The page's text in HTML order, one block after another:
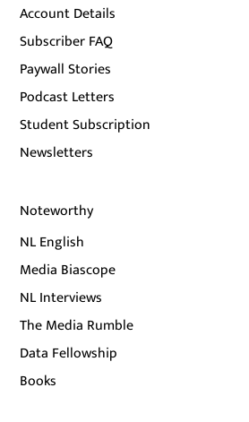
Account Details
Subscriber FAQ
Paywall Stories
Podcast Letters
Student Subscription
Newsletters
Noteworthy
NL English
Media Biascope
NL Interviews
The Media Rumble
Data Fellowship
Books